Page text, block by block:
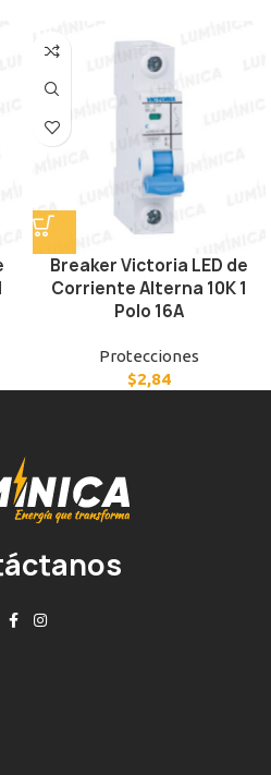
Breaker Victoria LED de
Corriente Alterna 10K 1
Polo 16A
Protecciones
$2,84